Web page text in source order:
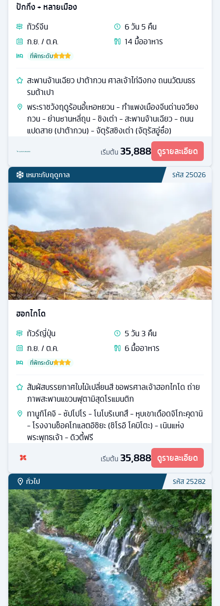
ปักกิ่ง + หลายเมือง
ทัวร์จีน 6วัน5 คืน
ก.ย. / ต.ค.
14 มื้ออาหาร
ที่พักระดับ
สะพานจ้านเฉียว ปาต้ากวน ศาลเจ้าไท่ฉิงกง ถนนวัฒนธร
รมต้าเปา
พระราชวังฤดูร้อนอี้เหอหยวน - กำแพงเมืองจีนด่านจวียง
กวน - ย่านซานหลี่ถุน - ชิงเต่า - สะพานจ้านเฉียว - ถนน
แปดสาย (ปาต้ากวน) - จัตุรัสชิงเต่า (จัตุรัสอู่ซื่อ)
เริ่มต้น 35,888 ดูรายละเอียด
เหมาะกับฤดูกาล รหัส25026
ฮอกไกโด
ทัวร์ญี่ปุ่น 5วัน3 คืน
ก.ย. / ต.ค.
6มื้ออาหาร
ที่พักระดับ
สัมผัสบรรยกาศใบไม้เปลี่ยนสี ขอพรศาลเจ้าฮอกไกโด ถ่าย
ภาพสะพานแขวนฟุตามิสุดโรแมนติก
ทานูกิโคจิ - ซัปโปโร - โนโบริเบทสึ - หุบเขาเดือดจิโกะคุดานิ
- โรงงานช็อคโกแลตอิชิยะ (ชิโรอิ โคบิโตะ) - เนินแห่ง
พระพุทธเจ้า - ดิวตี้ฟรี
เริ่มต้น 35,888 ดูรายละเอียด
ทั่วไป รหัส25282